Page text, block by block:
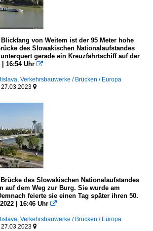
von Weitem ist der 95 Meter hohe
des Slowakischen Nationalaufstandes
gerade ein Kreuzfahrtschiff auf der
| 16:54 Uhr 
, Verkehrsbauwerke / Brücken / Europa

des Slowakischen Nationalaufstandes
auf dem Weg zur Burg. Sie wurde am
feierte sie einen Tag später ihren 50.
| 16:46 Uhr 
, Verkehrsbauwerke / Brücken / Europa
